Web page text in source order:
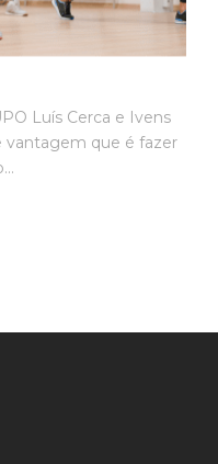
Luís Cerca e Ivens
vantagem que é fazer